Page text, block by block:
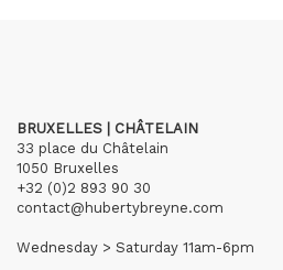
BRUXELLES | CHÂTELAIN
33 place du Châtelain
1050 Bruxelles
+32 (0)2 893 90 30
contact@hubertybreyne.com
Wednesday > Saturday 11am-6pm